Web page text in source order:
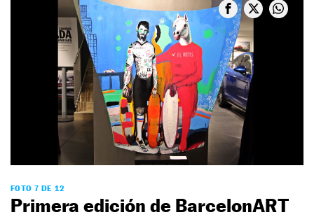
FOTO 7 DE 12
Primera edición de BarcelonART